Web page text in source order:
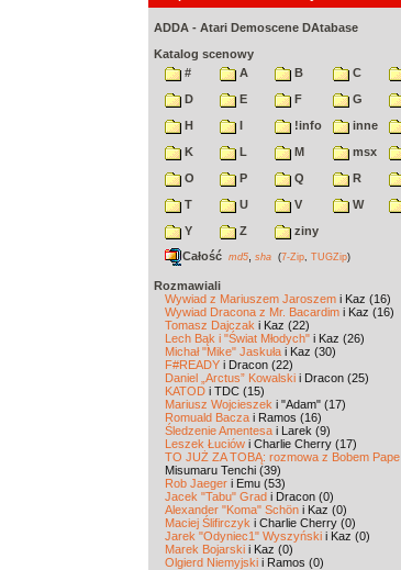
ADDA - Atari Demoscene DAtabase
Katalog scenowy
#
A B C
D
E F G
H
I !info inne
K
L M msx
O
P Q R
T
U V W
Y
Z
ziny
Całość md5 sha (7-Zip TUGZip)
Rozmawiali
Wywiad z Mariuszem Jaroszem i Kaz (16)
Wywiad Dracona z Mr. Bacardim i Kaz (16)
Tomasz Dajczak i Kaz (22)
Lech Bąk i "Świat Młodych" i Kaz (26)
Michał "Mike" Jaskuła i Kaz (30)
F#READY i Dracon (22)
Daniel „Arctus” Kowalski i Dracon (25)
KATOD i TDC (15)
Mariusz Wojcieszek i "Adam" (17)
Romuald Bacza i Ramos (16)
Śledzenie Amentesa i Larek (9)
Leszek Łuciów i Charlie Cherry (17)
TO JUŻ ZA TOBĄ: rozmowa z Bobem Pape
Misumaru Tenchi (39)
Rob Jaeger i Emu (53)
Jacek "Tabu" Grad i Dracon (0)
Alexander "Koma" Schön i Kaz (0)
Maciej Ślifirczyk i Charlie Cherry (0)
Jarek "Odyniec1" Wyszyński i Kaz (0)
Marek Bojarski i Kaz (0)
Olgierd Niemyjski i Ramos (0)